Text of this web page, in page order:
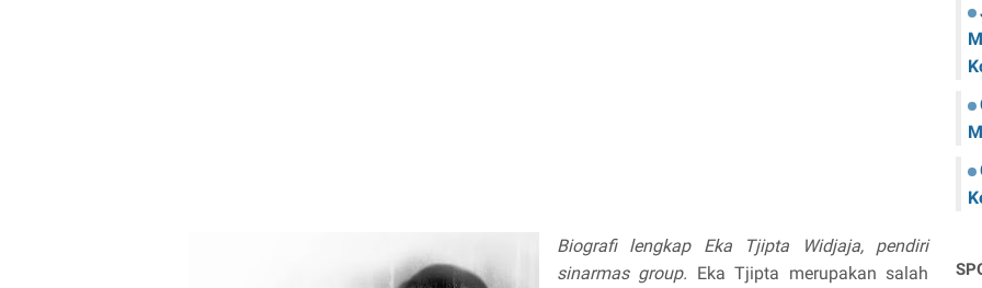
Biografi lengkap Eka Tjipta Widjaja, pendiri
sinarmas group. Eka Tjipta merupakan salah